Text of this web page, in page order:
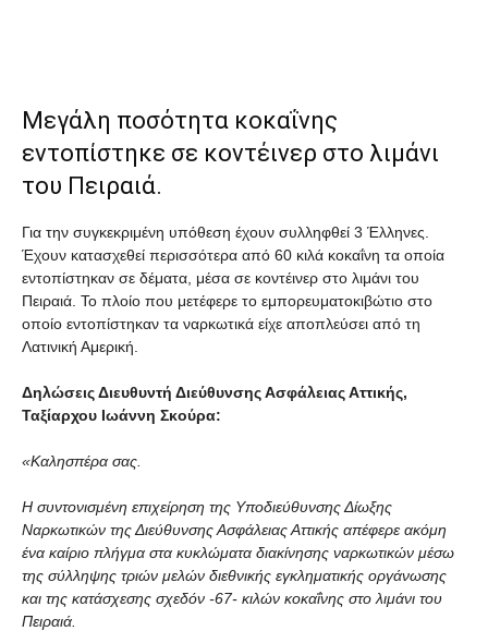
Μεγάλη ποσότητα κοκαΐνης
εντοπίστηκε σε κοντέινερ στο λιμάνι
του Πειραιά.
Για την συγκεκριμένη υπόθεση έχουν συλληφθεί 3 Έλληνες.
Έχουν κατασχεθεί περισσότερα από 60 κιλά κοκαΐνη τα οποία
εντοπίστηκαν σε δέματα, μέσα σε κοντέινερ στο λιμάνι του
Πειραιά. Το πλοίο που μετέφερε το εμπορευματοκιβώτιο στο
οποίο εντοπίστηκαν τα ναρκωτικά είχε αποπλεύσει από τη
Λατινική Αμερική.
Δηλώσεις Διευθυντή Διεύθυνσης Ασφάλειας Αττικής,
Ταξίαρχου Ιωάννη Σκούρα:
«Καλησπέρα σας.
Η συντονισμένη επιχείρηση της Υποδιεύθυνσης Δίωξης
Ναρκωτικών της Διεύθυνσης Ασφάλειας Αττικής απέφερε ακόμη
ένα καίριο πλήγμα στα κυκλώματα διακίνησης ναρκωτικών μέσω
της σύλληψης τριών μελών διεθνικής εγκληματικής οργάνωσης
και της κατάσχεσης σχεδόν -67- κιλών κοκαΐνης στο λιμάνι του
Πειραιά.